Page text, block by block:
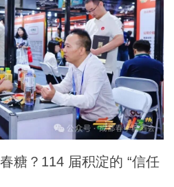
糖？114 届积淀的 “信任